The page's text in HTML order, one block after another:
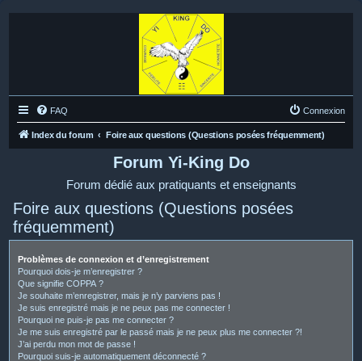
FAQ Connexion
Index du forum Foire aux questions (Questions posées fréquemment)
Forum Yi-King Do
Forum dédié aux pratiquants et enseignants
Foire aux questions (Questions posées
fréquemment)
Problèmes de connexion et d’enregistrement
Pourquoi dois-je m’enregistrer ?
Que signifie COPPA ?
Je souhaite m’enregistrer, mais je n’y parviens pas !
Je suis enregistré mais je ne peux pas me connecter !
Pourquoi ne puis-je pas me connecter ?
Je me suis enregistré par le passé mais je ne peux plus me connecter ?!
J’ai perdu mon mot de passe !
Pourquoi suis-je automatiquement déconnecté ?